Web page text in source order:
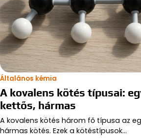
Általános kémia
A kovalens kötés típusai:
kettős, hármas
A kovalens kötés három fő típusa az
hármas kötés. Ezek a kötéstípusok…